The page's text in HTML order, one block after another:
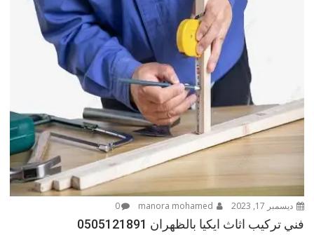
ديسمبر 17, 2023 0
فني تركيب اثاث ايكيا بالظهران 0505121891